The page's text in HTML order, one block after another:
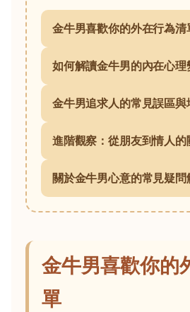
金牛男喜歡你的外在行為清
如何解讀金牛男的內在心理
金牛男追求人的常見誤區與
進階觀察：從朋友到情人的
關於金牛男心意的常見疑問
金牛男喜歡你的
單